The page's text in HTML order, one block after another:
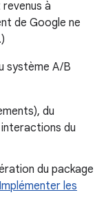
à
de Google ne
système A/B
du
du
du package
Implémenter les